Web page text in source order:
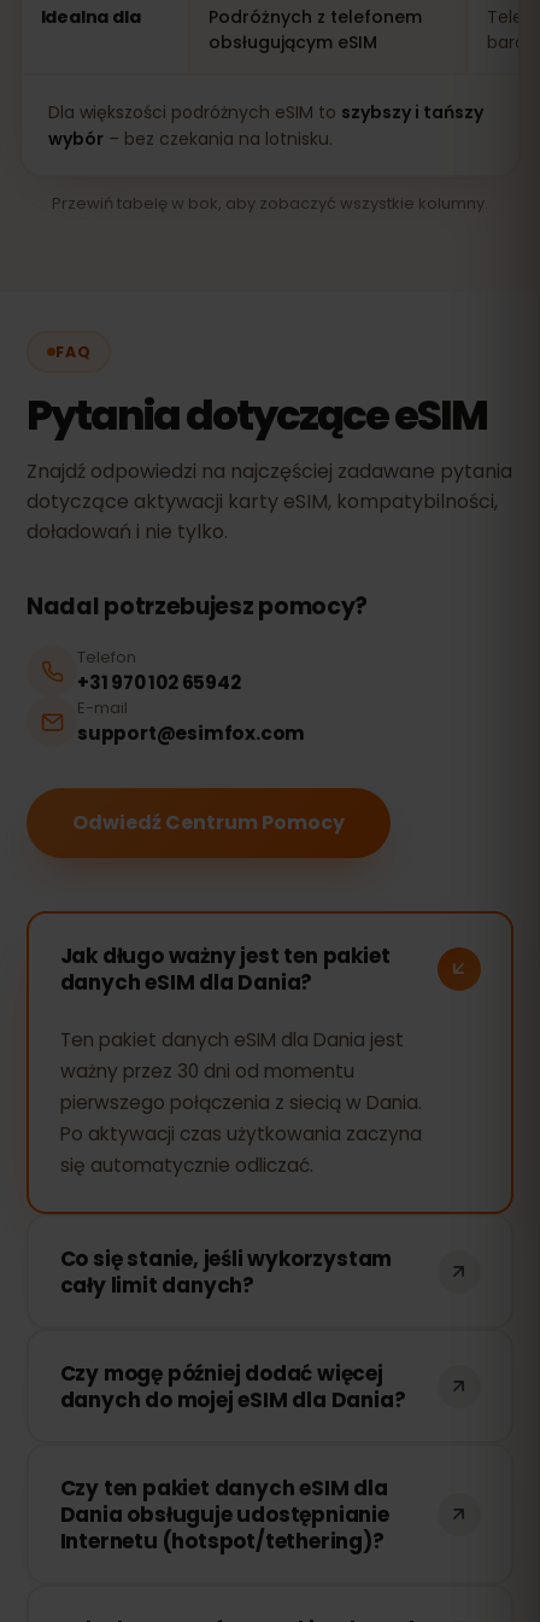
Idealna dla
Podróżnych z telefonem
obsługującym eSIM
Dla większości podróżnych eSIM to szybszy i tańszy
wybór– bez czekania na lotnisku.
Przewiń tabelę w bok, aby zobaczyć wszystkie kolumny.
FAQ
Pytania dotyczące eSIM
Znajdź odpowiedzi na najczęściej zadawane pytania
dotyczące aktywacji karty eSIM, kompatybilności,
doładowań i nie tylko.
Nadal potrzebujesz pomocy?
Telefon
+31 970 102 65942
E-mail
support@esimfox.com
Odwiedź Centrum Pomocy
Jak długo ważny jest ten pakiet
danych eSIM dla Dania?
Ten pakiet danych eSIM dla Dania jest
ważny przez 30 dni od momentu
pierwszego połączenia z siecią w Dania.
Po aktywacji czas użytkowania zaczyna
się automatycznie odliczać.
Co się stanie, jeśli wykorzystam
cały limit danych?
połączenie zostanie przerwane. Możesz
łatwo doładować swoją eSIM przez
Czy mogę później dodać więcej
danych do mojej eSIM dla Dania?
dowolnym momencie bez konieczności
ponownej instalacji eSIM. Wystarczy
zalogować się na swoje konto i wybrać
Czy ten pakiet danych eSIM dla
Dania obsługuje udostępnianie
Internetu (hotspot/tethering)?